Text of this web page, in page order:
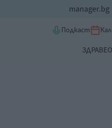
manager.bg
Подкаст
ЗДРАВЕ